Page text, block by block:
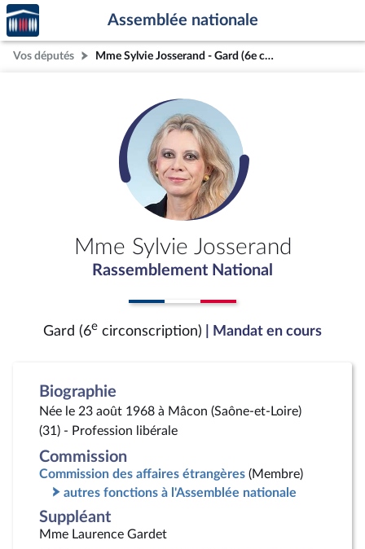
Aller au contenu
Aller en bas de la page
Accèder
à la
page
d'accueil
Assemblée nationale
Vos députés Mme Sylvie Josserand - Gard (6e circonscription)
Mme Sylvie Josserand
Rassemblement National
Gard (6e circonscription) | Mandat en cours
Biographie
Née le 23 août 1968 à Mâcon (Saône-et-Loire)
(31) - Profession libérale
Commission
Commission des affaires étrangères (Membre)
autres fonctions à l'Assemblée nationale
Suppléant
Mme Laurence Gardet